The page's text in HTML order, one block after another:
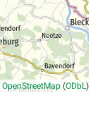
OpenStreetMap(ODbL)